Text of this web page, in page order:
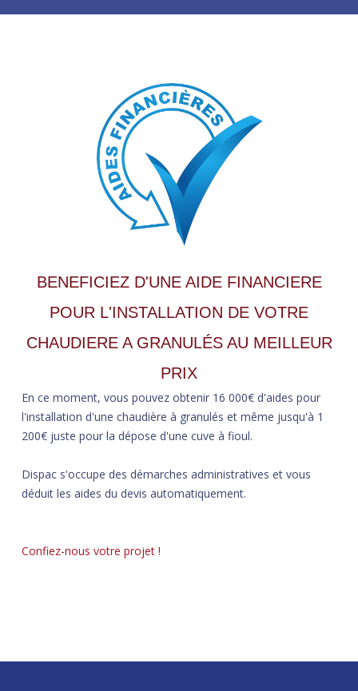
BENEFICIEZ D'UNE AIDE FINANCIERE
POUR L'INSTALLATION DE VOTRE
CHAUDIERE A GRANULÉS AU MEILLEUR
PRIX
En ce moment, vous pouvez obtenir 16 000€ d'aides pour
l'installation d'une chaudière à granulés et même jusqu'à 1
200€ juste pour la dépose d'une cuve à fioul.
Dispac s'occupe des démarches administratives et vous
déduit les aides du devis automatiquement.
Confiez-nous votre projet !